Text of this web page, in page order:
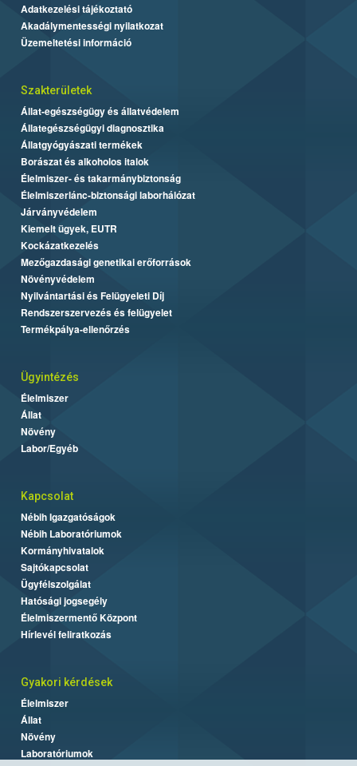
Adatkezelési tájékoztató
Akadálymentességi nyilatkozat
Üzemeltetési információ
Szakterületek
Állat-egészségügy és állatvédelem
Állategészségügyi diagnosztika
Állatgyógyászati termékek
Borászat és alkoholos italok
Élelmiszer- és takarmánybiztonság
Élelmiszerlánc-biztonsági laborhálózat
Járványvédelem
Kiemelt ügyek, EUTR
Kockázatkezelés
Mezőgazdasági genetikai erőforrások
Növényvédelem
Nyilvántartási és Felügyeleti Díj
Rendszerszervezés és felügyelet
Termékpálya-ellenőrzés
Ügyintézés
Élelmiszer
Állat
Növény
Labor/Egyéb
Kapcsolat
Nébih Igazgatóságok
Nébih Laboratóriumok
Kormányhivatalok
Sajtókapcsolat
Ügyfélszolgálat
Hatósági jogsegély
Élelmiszermentő Központ
Hírlevél feliratkozás
Gyakori kérdések
Élelmiszer
Állat
Növény
Laboratóriumok